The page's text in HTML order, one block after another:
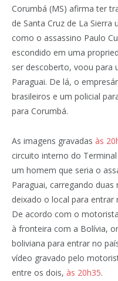
Corumbá (MS) afirma ter
de Santa Cruz de La
como o assassino Paulo
escondido em uma
ser descoberto, voou para
Paraguai. De lá, o
brasileiros e um policial
para Corumbá.
As imagens gravadas às
circuito interno do
um homem que seria o
Paraguai, carregando duas
deixado o local para
De acordo com o
à fronteira com a Bolívia,
boliviana para entrar no
vídeo gravado pelo
entre os dois, às 20h35.